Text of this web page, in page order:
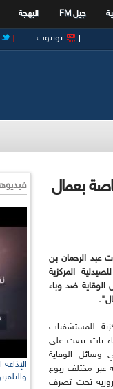
جيل FM البهجة
يوتيوب
بعمال
عبد الرحمان بن
المركزية
ضد وباء
للمستشفيات
بات يبعث على
وسائل الوقاية
عبر مختلف ربوع
تحت تصرف